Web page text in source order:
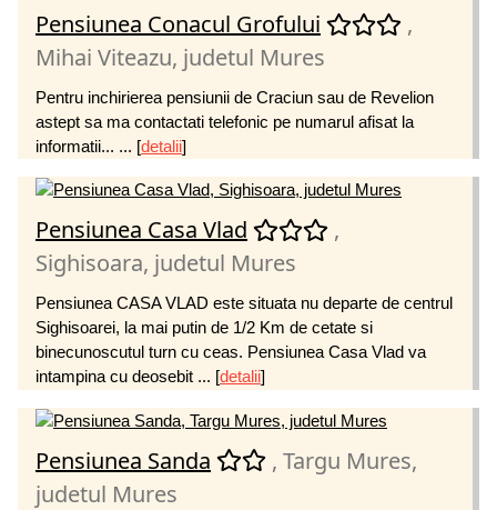
Pensiunea Conacul Grofului
,
Mihai Viteazu, judetul Mures
Pentru inchirierea pensiunii de Craciun sau de Revelion
astept sa ma contactati telefonic pe numarul afisat la
informatii... ... [detalii]
Pensiunea Casa Vlad
,
Sighisoara, judetul Mures
Pensiunea CASA VLAD este situata nu departe de centrul
Sighisoarei, la mai putin de 1/2 Km de cetate si
binecunoscutul turn cu ceas. Pensiunea Casa Vlad va
intampina cu deosebit ... [detalii]
Pensiunea Sanda
, Targu Mures,
judetul Mures